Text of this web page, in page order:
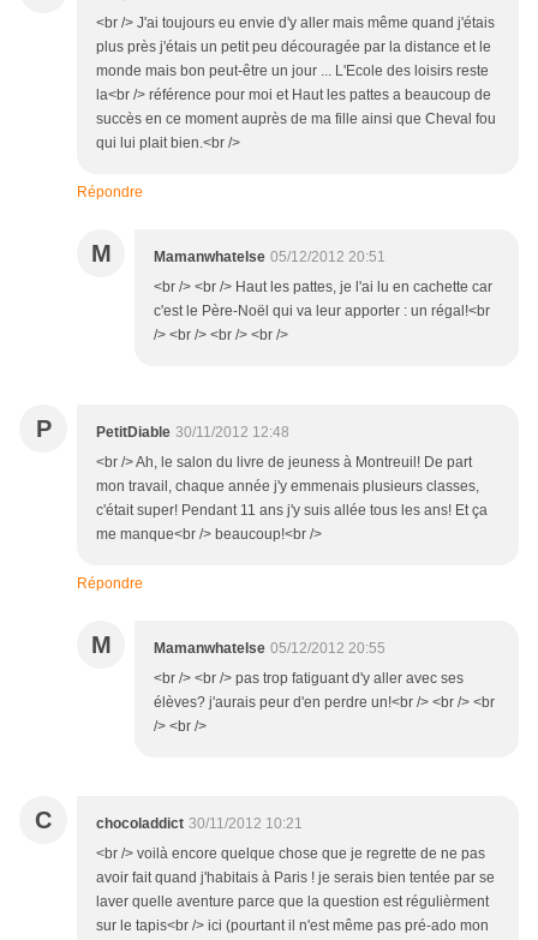
<br /> J'ai toujours eu envie d'y aller mais même quand j'étais
plus près j'étais un petit peu découragée par la distance et le
monde mais bon peut-être un jour ... L'Ecole des loisirs reste
la<br /> référence pour moi et Haut les pattes a beaucoup de
succès en ce moment auprès de ma fille ainsi que Cheval fou
qui lui plait bien.<br />
Répondre
M Mamanwhatelse 05/12/2012 20:51
<br /> <br /> Haut les pattes, je l'ai lu en cachette car
c'est le Père-Noël qui va leur apporter : un régal!<br
/> <br /> <br /> <br />
P PetitDiable 30/11/2012 12:48
<br /> Ah, le salon du livre de jeuness à Montreuil! De part
mon travail, chaque année j'y emmenais plusieurs classes,
c'était super! Pendant 11 ans j'y suis allée tous les ans! Et ça
me manque<br /> beaucoup!<br />
Répondre
M Mamanwhatelse 05/12/2012 20:55
<br /> <br /> pas trop fatiguant d'y aller avec ses
élèves? j'aurais peur d'en perdre un!<br /> <br /> <br
/> <br />
C chocoladdict 30/11/2012 10:21
<br /> voilà encore quelque chose que je regrette de ne pas
avoir fait quand j'habitais à Paris ! je serais bien tentée par se
laver quelle aventure parce que la question est régulièrment
sur le tapis<br /> ici (pourtant il n'est même pas pré-ado mon